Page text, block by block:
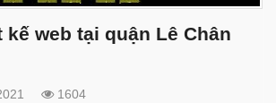
web tại quận Lê Chân
1604